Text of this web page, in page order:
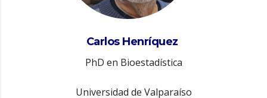
Carlos Henríquez
PhD en Bioestadística
Universidad de Valparaíso